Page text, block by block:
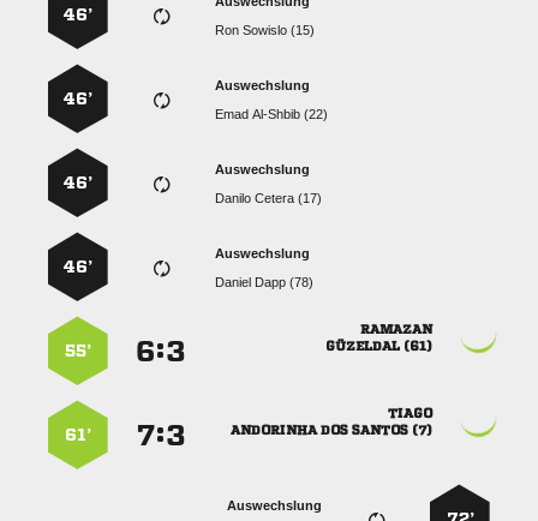
  
46’
Auswechslung
  
46’
Auswechslung
  
46’
Auswechslung
  
46’

 
:
55’

   
:
61’
Auswechslung